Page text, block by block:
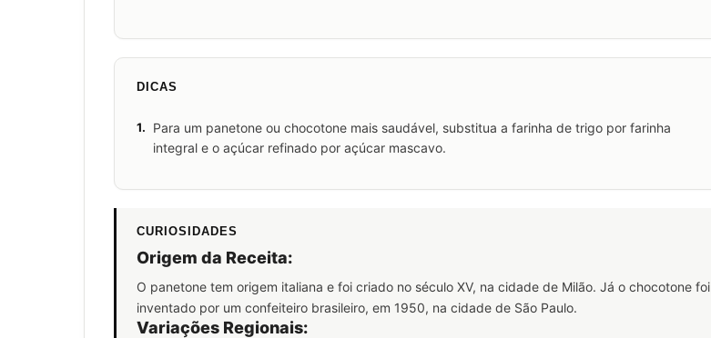
DICAS
1.
Para um panetone ou chocotone mais saudável, substitua a farinha de trigo por farinha
integral e o açúcar refinado por açúcar mascavo.
CURIOSIDADES
Origem da Receita:
O panetone tem origem italiana e foi criado no século XV, na cidade de Milão. Já o chocotone foi
inventado por um confeiteiro brasileiro, em 1950, na cidade de São Paulo.
Variações Regionais: